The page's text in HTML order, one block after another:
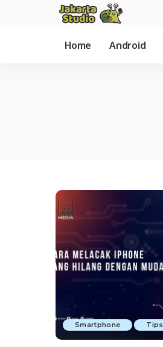
Home Android
Smartphone Tips